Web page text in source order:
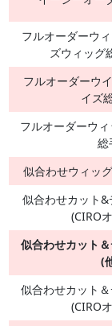
フルオーダーウ
ズウィッグ
フルオーダー
イズ
フルオーダーウ
総
似合わせウィッ
似合わせカット
(CIRO
似合わせカット
(
似合わせカット
(CIRO